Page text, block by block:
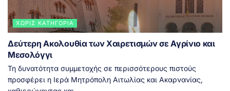
ΧΩΡΊΣ ΚΑΤΗΓΟΡΊΑ
Δεύτερη Ακολουθία των Χαιρετισμών σε Αγρίνιο και
Μεσολόγγι
Τη δυνατότητα συμμετοχής σε περισσότερους πιστούς
προσφέρει η Ιερά Μητρόπολη Αιτωλίας και Ακαρνανίας,